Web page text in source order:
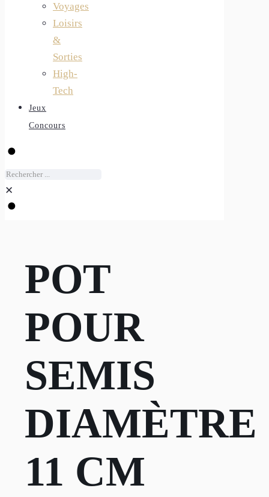
Voyages
Loisirs
&
Sorties
High-
Tech
Jeux
Concours
✕
POT
POUR
SEMIS
DIAMÈTRE
11 CM